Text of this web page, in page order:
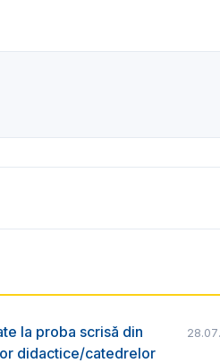
la proba scrisă din
didactice/catedrelor